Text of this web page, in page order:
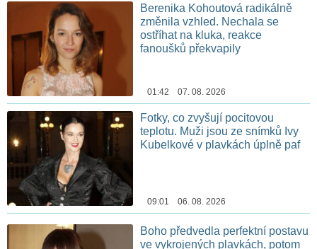
Berenika Kohoutová radikálně
změnila vzhled. Nechala se
ostříhat na kluka, reakce
fanoušků překvapily
01:42 07. 08. 2026
Fotky, co zvyšují pocitovou
teplotu. Muži jsou ze snímků Ivy
Kubelkové v plavkách úplně paf
09:01 06. 08. 2026
Boho předvedla perfektní postavu
ve vykrojených plavkách, potom